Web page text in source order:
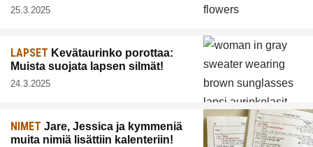
25.3.2025
LAPSET Kevätaurinko porottaa:
Muista suojata lapsen silmät!
24.3.2025
NIMET Jare, Jessica ja kymmeniä
muita nimiä lisättiin kalenteriin!